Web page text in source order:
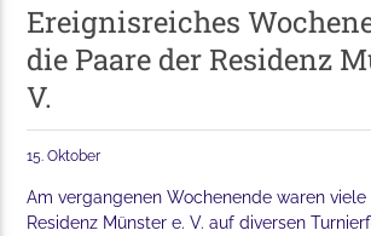
Ereignisreiches
die Paare der Residenz
V.
15. Oktober
Am vergangenen Wochenende waren viele
Residenz Münster e. V. auf diversen